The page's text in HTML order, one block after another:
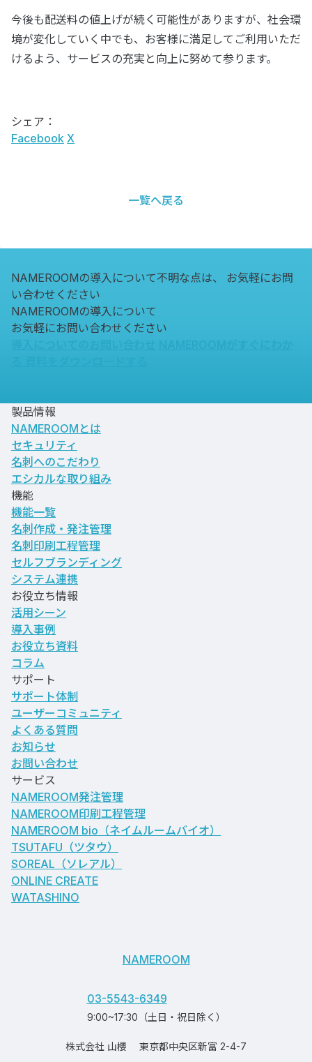
今後も配送料の値上げが続く可能性がありますが、社会環
境が変化していく中でも、お客様に満足してご利用いただ
けるよう、サービスの充実と向上に努めて参ります。
シェア：
Facebook X
一覧へ戻る
NAMEROOMの導入について不明な点は、
お気軽にお問
い合わせください
NAMEROOMの導入について
お気軽にお問い合わせください
製品情報
NAMEROOMとは
セキュリティ
名刺へのこだわり
エシカルな取り組み
機能
機能一覧
名刺作成・発注管理
名刺印刷工程管理
セルフブランディング
システム連携
お役立ち情報
活用シーン
導入事例
お役立ち資料
コラム
サポート
サポート体制
ユーザーコミュニティ
よくある質問
お知らせ
お問い合わせ
サービス
NAMEROOM発注管理
NAMEROOM印刷工程管理
NAMEROOM bio （ネイムルームバイオ）
TSUTAFU（ツタウ）
SOREAL（ソレアル）
ONLINE CREATE
WATASHINO
NAMEROOM
03-5543-6349
9:00~17:30（土日・祝日除く）
株式会社 山櫻 東京都中央区新富 2-4-7